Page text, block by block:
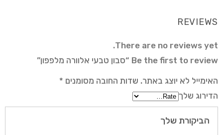
REVIEWS
There are no reviews yet.
Be the first to review “סבון טבעי אלוורה מלפפון”
האימייל לא יוצג באתר. שדות החובה מסומנים *
הדירוג שלך